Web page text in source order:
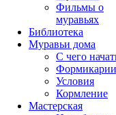
Фильмы о
муравьях
Библиотека
Муравьи дома
С чего
Формикарии
Условия
Кормление
Мастерская